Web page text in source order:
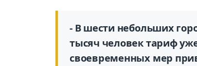
- В шести небольших
тысяч человек тариф
своевременных мер